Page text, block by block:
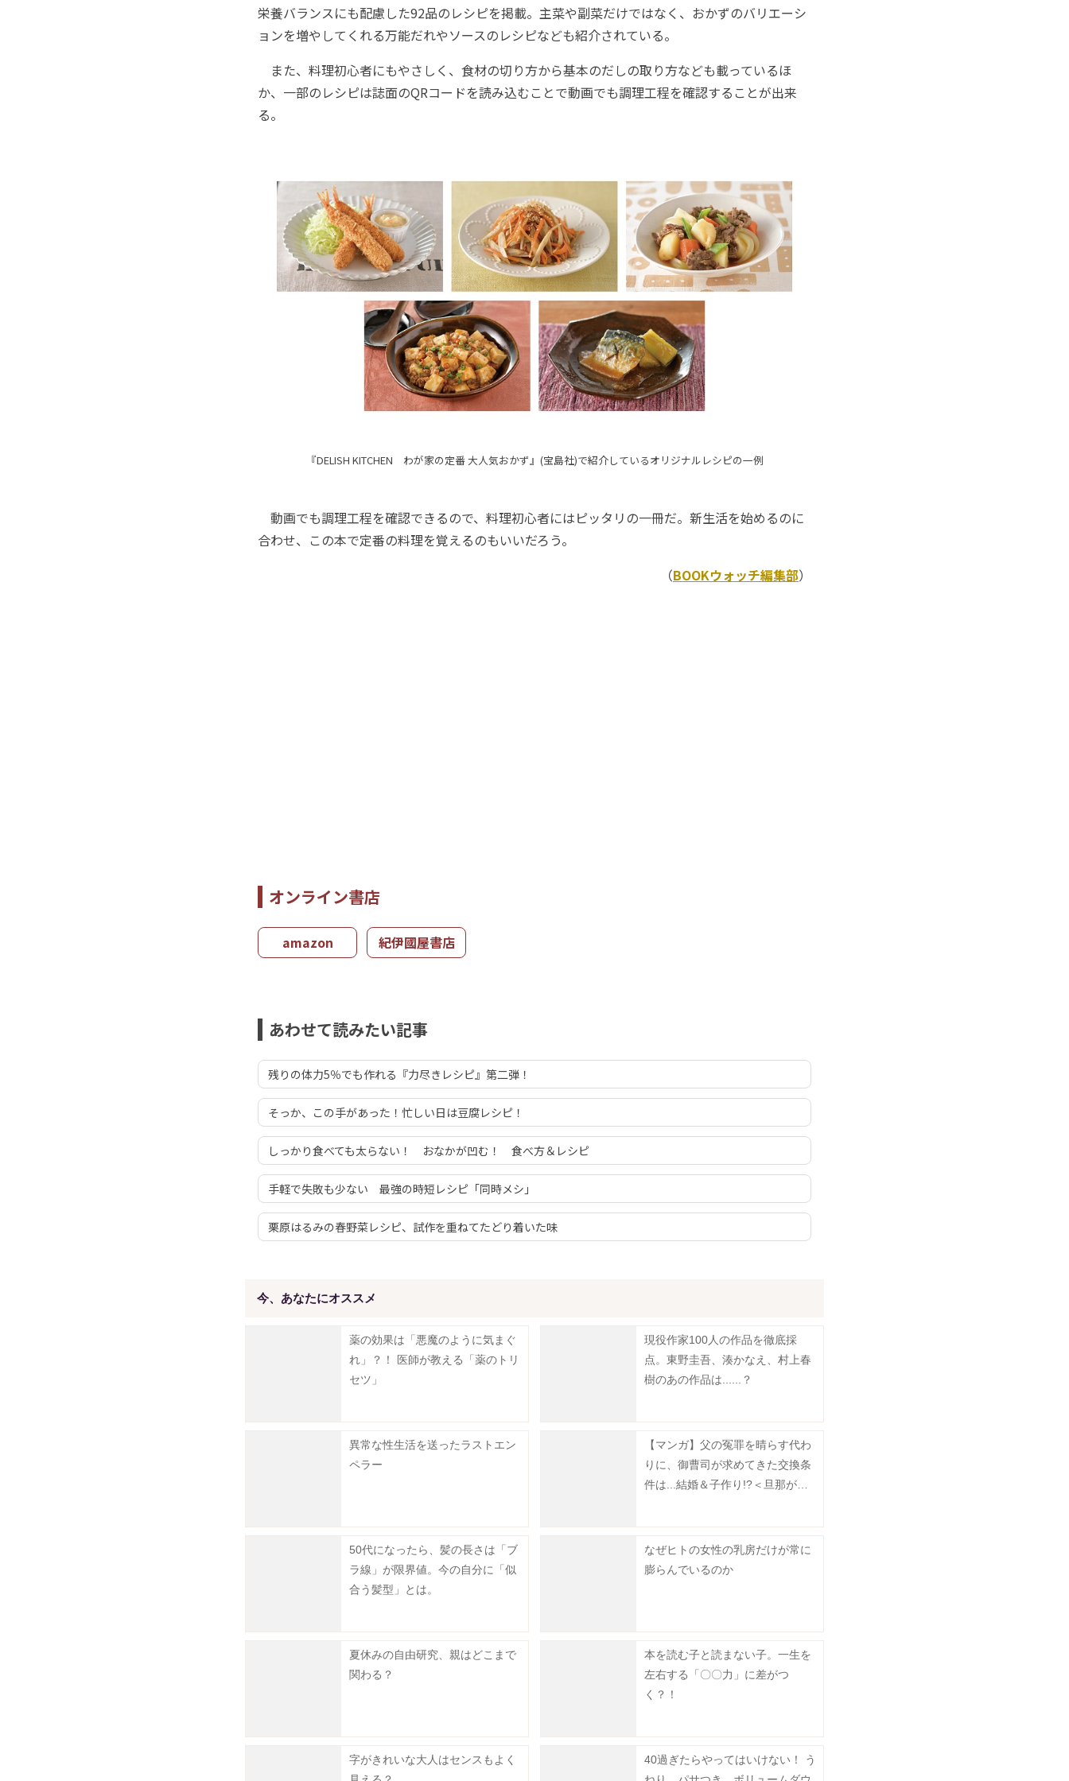
栄養バランスにも配慮した92品のレシピを掲載。主菜や副菜だけではなく、おかずのバリエーシ
ョンを増やしてくれる万能だれやソースのレシピなども紹介されている。
また、料理初心者にもやさしく、食材の切り方から基本のだしの取り方なども載っているほ
か、一部のレシピは誌面のQRコードを読み込むことで動画でも調理工程を確認することが出来
る。
『DELISH KITCHEN わが家の定番 大人気おかず』(宝島社)で紹介しているオリジナルレシピの一例
動画でも調理工程を確認できるので、料理初心者にはピッタリの一冊だ。新生活を始めるのに
合わせ、この本で定番の料理を覚えるのもいいだろう。
（BOOKウォッチ編集部）
オンライン書店
amazon 紀伊國屋書店
あわせて読みたい記事
残りの体力5％でも作れる『力尽きレシピ』第二弾！
そっか、この手があった！忙しい日は豆腐レシピ！
しっかり食べても太らない！ おなかが凹む！ 食べ方＆レシピ
手軽で失敗も少ない 最強の時短レシピ「同時メシ」
栗原はるみの春野菜レシピ、試作を重ねてたどり着いた味
今、あなたにオススメ
薬の効果は「悪魔のように気まぐ
れ」？！ 医師が教える「薬のトリ
セツ」
現役作家100人の作品を徹底採
点。東野圭吾、湊かなえ、村上春
樹のあの作品は......？
異常な性生活を送ったラストエン
ペラー
【マンガ】父の冤罪を晴らす代わ
りに、御曹司が求めてきた交換条
件は...結婚＆子作り!?＜旦那が離
50代になったら、髪の長さは「ブ
ラ線」が限界値。今の自分に「似
合う髪型」とは。
なぜヒトの女性の乳房だけが常に
膨らんでいるのか
夏休みの自由研究、親はどこまで
関わる？
本を読む子と読まない子。一生を
左右する「〇〇力」に差がつ
く？！
字がきれいな大人はセンスもよく
40過ぎたらやってはいけない！ う